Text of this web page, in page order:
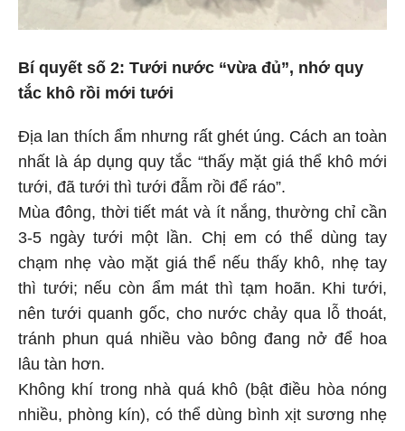
Bí quyết số 2: Tưới nước “vừa đủ”, nhớ quy
tắc khô rồi mới tưới
Địa lan thích ẩm nhưng rất ghét úng. Cách an toàn
nhất là áp dụng quy tắc “thấy mặt giá thể khô mới
tưới, đã tưới thì tưới đẫm rồi để ráo”.
Mùa đông, thời tiết mát và ít nắng, thường chỉ cần
3-5 ngày tưới một lần. Chị em có thể dùng tay
chạm nhẹ vào mặt giá thể nếu thấy khô, nhẹ tay
thì tưới; nếu còn ẩm mát thì tạm hoãn. Khi tưới,
nên tưới quanh gốc, cho nước chảy qua lỗ thoát,
tránh phun quá nhiều vào bông đang nở để hoa
lâu tàn hơn.
Không khí trong nhà quá khô (bật điều hòa nóng
nhiều, phòng kín), có thể dùng bình xịt sương nhẹ